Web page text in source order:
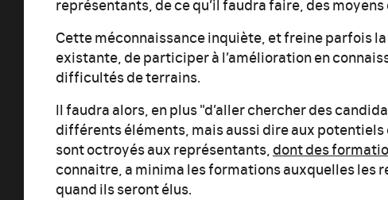
représentants, de ce qu’il faudra faire, des
Cette méconnaissance inquiète, et freine parfois
existante, de participer à l’amélioration en
difficultés de terrains.
Il faudra alors, en plus "d’aller chercher des
différents éléments, mais aussi dire aux
sont octroyés aux représentants,dont des
connaitre, a minima les formations auxquelles les
quand ils seront élus.